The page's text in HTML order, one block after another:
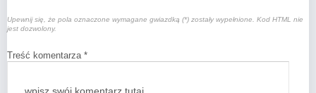
Upewnij się, że pola oznaczone wymagane gwiazdką (*) zostały wypełnione. Kod HTML nie
jest dozwolony.
Treść komentarza *